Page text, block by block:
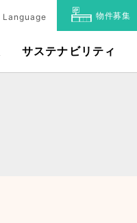
Language 物件募集
サステナビリティ